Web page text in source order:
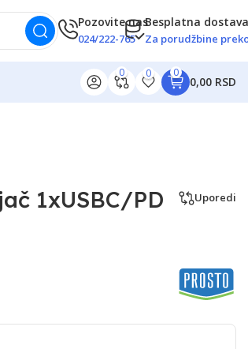
Pozovite nas
024/222-765
Besplatna
Za porudžbine
0 0 0
0,00 RSD
1xUSBC/PD
Uporedi